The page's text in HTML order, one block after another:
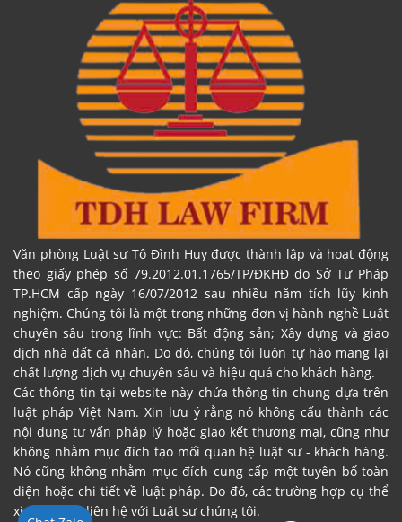
Văn phòng Luật sư Tô Đình Huy được thành lập và hoạt động
theo giấy phép số 79.2012.01.1765/TP/ĐKHĐ do Sở Tư Pháp
TP.HCM cấp ngày 16/07/2012 sau nhiều năm tích lũy kinh
nghiệm. Chúng tôi là một trong những đơn vị hành nghề Luật
chuyên sâu trong lĩnh vực: Bất động sản; Xây dựng và giao
dịch nhà đất cá nhân. Do đó, chúng tôi luôn tự hào mang lại
chất lượng dịch vụ chuyên sâu và hiệu quả cho khách hàng.
Các thông tin tại website này chứa thông tin chung dựa trên
luật pháp Việt Nam. Xin lưu ý rằng nó không cấu thành các
nội dung tư vấn pháp lý hoặc giao kết thương mại, cũng như
không nhằm mục đích tạo mối quan hệ luật sư - khách hàng.
Nó cũng không nhằm mục đích cung cấp một tuyên bố toàn
diện hoặc chi tiết về luật pháp. Do đó, các trường hợp cụ thể
xin vui lòng liên hệ với Luật sư chúng tôi.